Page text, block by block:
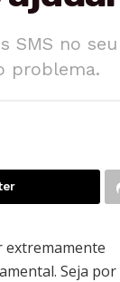
SMS no seu
problema.
extremamente
Seja por